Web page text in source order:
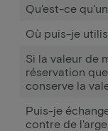
Qu'est-ce
Où puis-je
Si la valeur de
réservation
conserve la
Puis-je
contre de